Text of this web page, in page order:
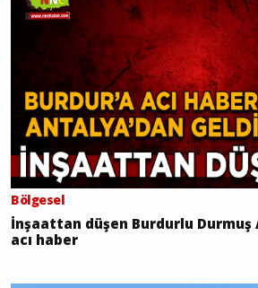
Bölgesel
İnşaattan düşen Burdurlu Durmuş
acı haber